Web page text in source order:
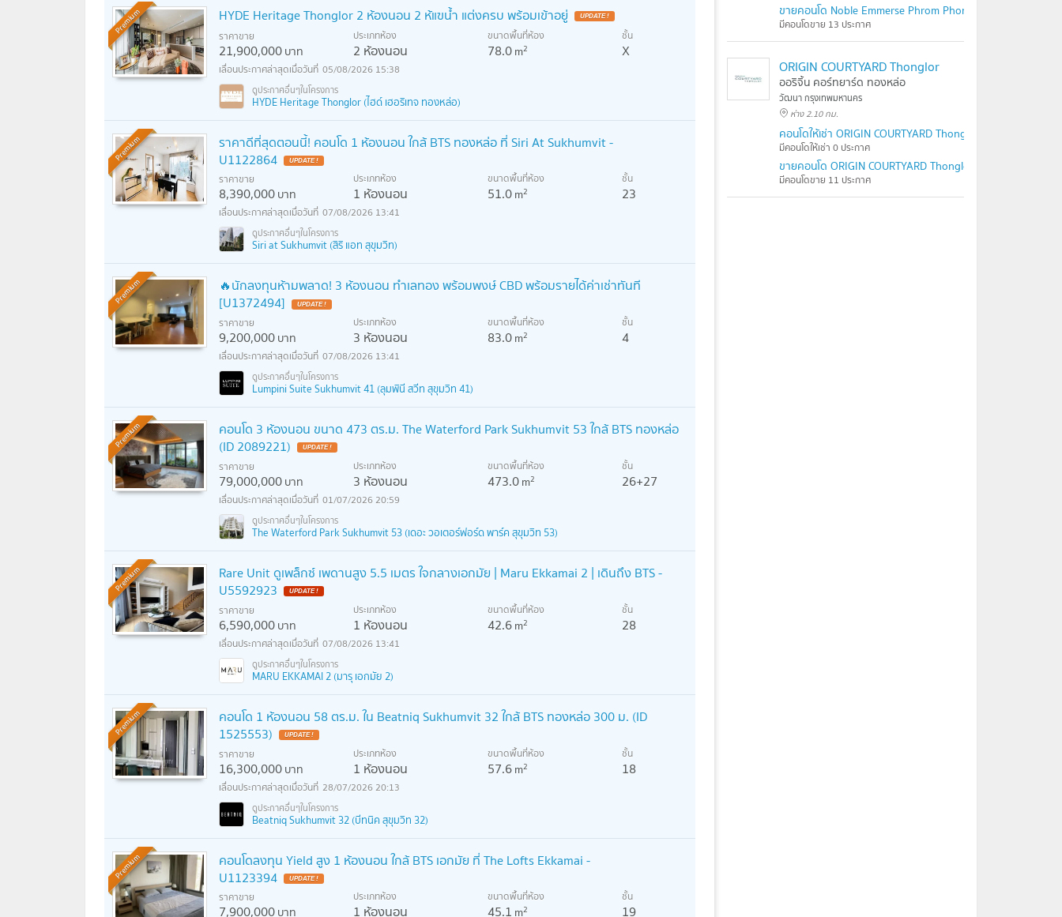
Premium HYDE Heritage Thonglor 2 ห้องนอน 2 ห้แฃน้ำ แต่งครบ พร้อมเข้าอยู่ UPDATE !
ราคาขาย
21,900,000บาท
ประเภทห้อง
2 ห้องนอน
ขนาดพื้นที่ห้อง
78.0m2
ชั้น
X
05/08/2026 15:38
HYDE Heritage Thonglor (ไฮด์ เฮอริเทจ ทองหล่อ)
Premium
ราคาดีที่สุดตอนนี้! คอนโด 1 ห้องนอน ใกล้ BTS ทองหล่อ ที่ Siri At Sukhumvit -
U1122864
UPDATE !
ราคาขาย
8,390,000บาท
ประเภทห้อง
1 ห้องนอน
ขนาดพื้นที่ห้อง
51.0m2
ชั้น
23
07/08/2026 13:41
Siri at Sukhumvit (สิริ แอท สุขุมวิท)
Premium
🔥นักลงทุนห้ามพลาด! 3 ห้องนอน ทำเลทอง พร้อมพงษ์ CBD พร้อมรายได้ค่าเช่าทันที
[U1372494]
UPDATE !
ราคาขาย
9,200,000บาท
ประเภทห้อง
3 ห้องนอน
ขนาดพื้นที่ห้อง
83.0m2
ชั้น
4
07/08/2026 13:41
Lumpini Suite Sukhumvit 41 (ลุมพินี สวีท สุขุมวิท 41)
Premium
คอนโด 3 ห้องนอน ขนาด 473 ตร.ม. The Waterford Park Sukhumvit 53 ใกล้ BTS ทองหล่อ
(ID 2089221)
UPDATE !
ราคาขาย
79,000,000บาท
ประเภทห้อง
3 ห้องนอน
ขนาดพื้นที่ห้อง
473.0m2
ชั้น
26+27
01/07/2026 20:59
The Waterford Park Sukhumvit 53 (เดอะ วอเตอร์ฟอร์ด พาร์ค สุขุมวิท 53)
Premium
Rare Unit ดูเพล็กซ์ เพดานสูง 5.5 เมตร ใจกลางเอกมัย | Maru Ekkamai 2 | เดินถึง BTS -
U5592923
UPDATE !
ราคาขาย
6,590,000บาท
ประเภทห้อง
1 ห้องนอน
ขนาดพื้นที่ห้อง
42.6m2
ชั้น
28
07/08/2026 13:41
MARU EKKAMAI 2 (มารุ เอกมัย 2)
Premium
คอนโด 1 ห้องนอน 58 ตร.ม. ใน Beatniq Sukhumvit 32 ใกล้ BTS ทองหล่อ 300 ม. (ID
1525553)
UPDATE !
ราคาขาย
16,300,000บาท
ประเภทห้อง
1 ห้องนอน
ขนาดพื้นที่ห้อง
57.6m2
ชั้น
18
28/07/2026 20:13
Beatniq Sukhumvit 32 (บีทนิค สุขุมวิท 32)
Premium
คอนโดลงทุน Yield สูง 1 ห้องนอน ใกล้ BTS เอกมัย ที่ The Lofts Ekkamai -
U1123394
UPDATE !
ราคาขาย
7,900,000บาท
ประเภทห้อง
1 ห้องนอน
ขนาดพื้นที่ห้อง
45.1 m2
ชั้น
19
ขายคอนโด Noble Emmerse Phrom Phong
มีคอนโดขาย 13 ประกาศ
ORIGIN COURTYARD Thonglor
ออริจิ้น คอร์ทยาร์ด ทองหล่อ
วัฒนา กรุงเทพมหานคร
ห่าง 2.10 กม.
คอนโดให้เช่า ORIGIN COURTYARD Thonglor
มีคอนโดให้เช่า 0 ประกาศ
ขายคอนโด ORIGIN COURTYARD Thonglor
มีคอนโดขาย 11 ประกาศ